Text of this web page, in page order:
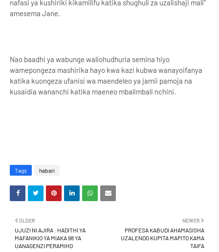
nafasi ya kushiriki kikamilifu katika shughuli za uzalishaji mali”
amesema Jane.
Nao baadhi ya wabunge waliohudhuria semina hiyo
wamepongeza mashirika hayo kwa kazi kubwa wanayoifanya
katika kuongeza ufanisi wa maendeleo ya jamii pamoja na
kusaidia wananchi katika maeneo mbalimbali nchini.
Tags habari
NEWER
PROFESA KABUDI AHAMASISHA
UZALENDO KUPITA MAPITO KAMA
TAIFA
OLDER
UJUZI NI AJIRA : HADITHI YA
MAFANIKIO YA MIAKA 98 YA
UANAGENZI PERAMIHO